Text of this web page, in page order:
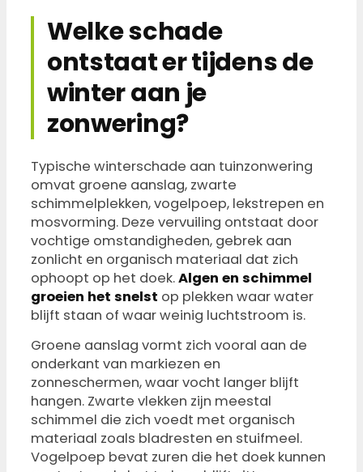
Welke schade
ontstaat er tijdens de
winter aan je
zonwering?
Typische winterschade aan tuinzonwering
omvat groene aanslag, zwarte
schimmelplekken, vogelpoep, lekstrepen en
mosvorming. Deze vervuiling ontstaat door
vochtige omstandigheden, gebrek aan
zonlicht en organisch materiaal dat zich
ophoopt op het doek.Algen en schimmel
groeien het snelst op plekken waar water
blijft staan of waar weinig luchtstroom is.
Groene aanslag vormt zich vooral aan de
onderkant van markiezen en
zonneschermen, waar vocht langer blijft
hangen. Zwarte vlekken zijn meestal
schimmel die zich voedt met organisch
materiaal zoals bladresten en stuifmeel.
Vogelpoep bevat zuren die het doek kunnen